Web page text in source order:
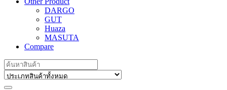
DARGO
GUT
Huaza
MASUTA
Compare
Search
for: